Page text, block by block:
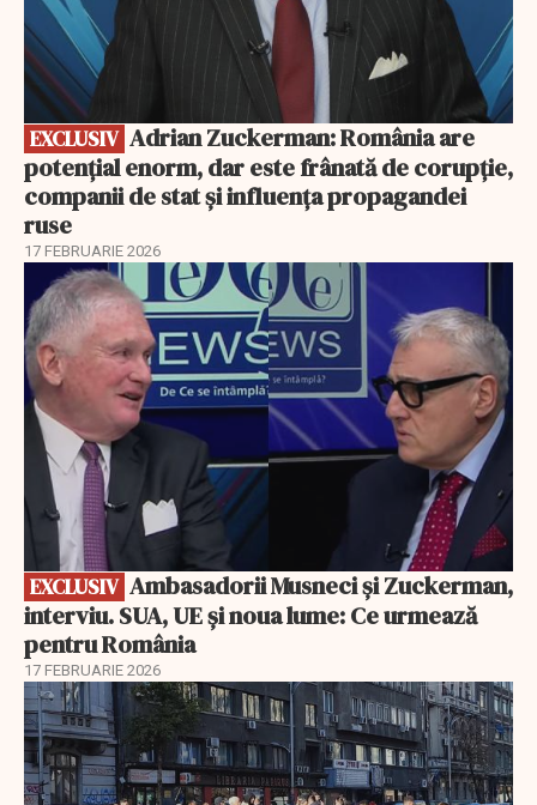
EXCLUSIV
potențial enorm, dar este frânată de corupție,
companii de stat și influența propagandei
ruse
17 FEBRUARIE 2026
EXCLUSIV
EXCLUSIV
interviu. SUA, UE și noua lume: Ce urmează
pentru România
17 FEBRUARIE 2026